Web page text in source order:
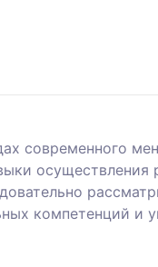
современного
осуществления
компетенций и